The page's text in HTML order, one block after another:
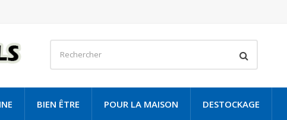
BIEN ÊTRE POUR LA MAISON DESTOCKAGE